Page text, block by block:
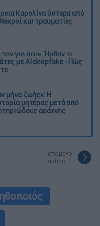
Καρολίνα ύστερα από
και τραυματίες
γιο σου»: Ήρθαν οι
με AI deepfake - Πώς
μήνα ζωής»: Η
μητέρας μετά από
αράχνης
επόμενο
άρθρο
ηθοποιός